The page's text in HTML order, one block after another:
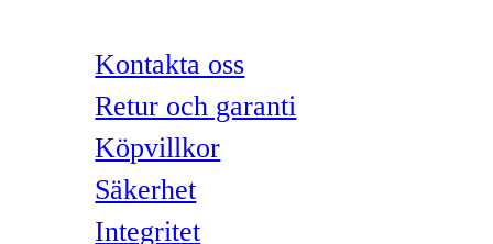
Kontakta oss
Retur och garanti
Köpvillkor
Säkerhet
Integritet